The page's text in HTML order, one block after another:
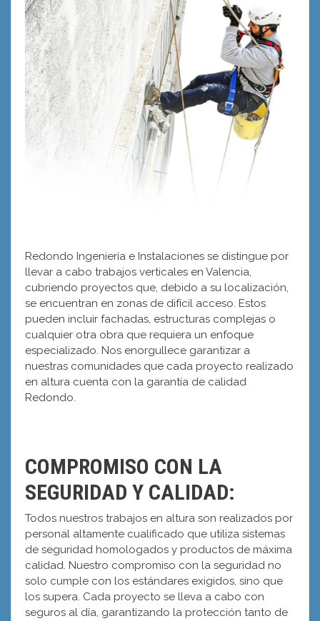
Redondo Ingeniería e Instalaciones se distingue por
llevar a cabo trabajos verticales en Valencia,
cubriendo proyectos que, debido a su localización,
se encuentran en zonas de difícil acceso. Estos
pueden incluir fachadas, estructuras complejas o
cualquier otra obra que requiera un enfoque
especializado. Nos enorgullece garantizar a
nuestras comunidades que cada proyecto realizado
en altura cuenta con la garantía de calidad
Redondo.
COMPROMISO CON LA
SEGURIDAD Y CALIDAD:
Todos nuestros trabajos en altura son realizados por
personal altamente cualificado que utiliza sistemas
de seguridad homologados y productos de máxima
calidad. Nuestro compromiso con la seguridad no
solo cumple con los estándares exigidos, sino que
los supera. Cada proyecto se lleva a cabo con
seguros al día, garantizando la protección tanto de